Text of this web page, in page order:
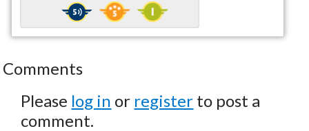
Comments
Please log in or register to post a
comment.